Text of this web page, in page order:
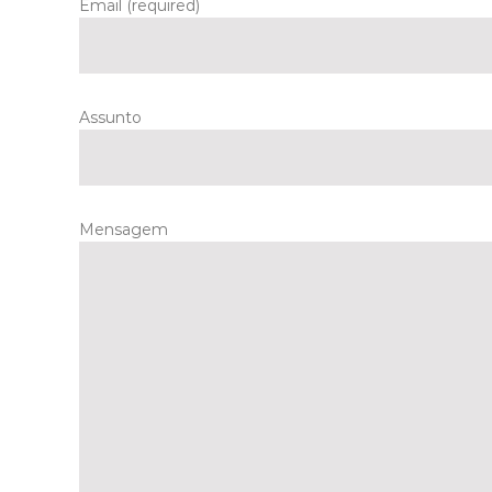
Email (required)
Assunto
Mensagem